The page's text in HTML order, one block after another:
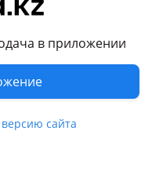
в приложении
сайта